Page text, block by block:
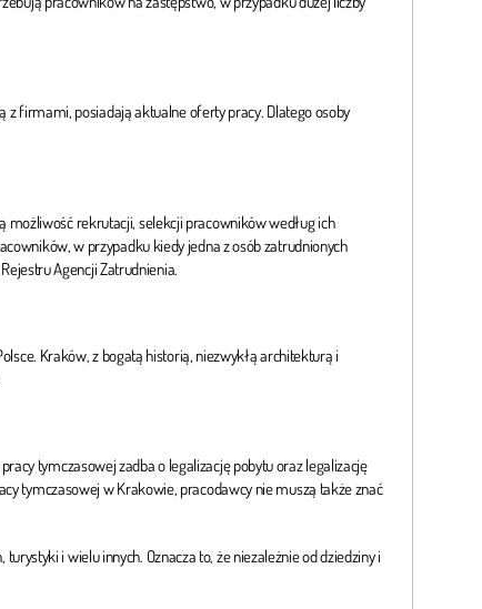
z firmami, posiadają aktualne oferty pracy. Dlatego osoby
rekrutacji, selekcji pracowników według ich
w przypadku kiedy jedna z osób zatrudnionych
Agencji Zatrudnienia.
Kraków, z bogatą historią, niezwykłą architekturą i
tymczasowej zadba o legalizację pobytu oraz legalizację
tymczasowej w Krakowie, pracodawcy nie muszą także znać
i wielu innych. Oznacza to, że niezależnie od dziedziny i